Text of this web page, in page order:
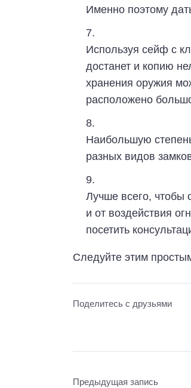
Именно поэтому
Используя сейф с
достанет и копию
хранения оружия
расположено
Наибольшую
разных видов
Лучше всего, чтобы
и от воздействия
посетить
Следуйте этим
Поделитесь с друзьями
Предыдущая запись